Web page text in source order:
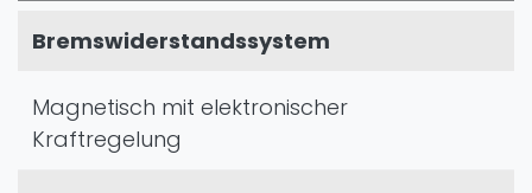
Bremswiderstandssystem
Magnetisch mit elektronischer
Kraftregelung